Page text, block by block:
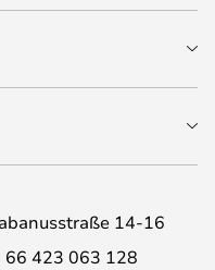
14-16
66 423 063 128